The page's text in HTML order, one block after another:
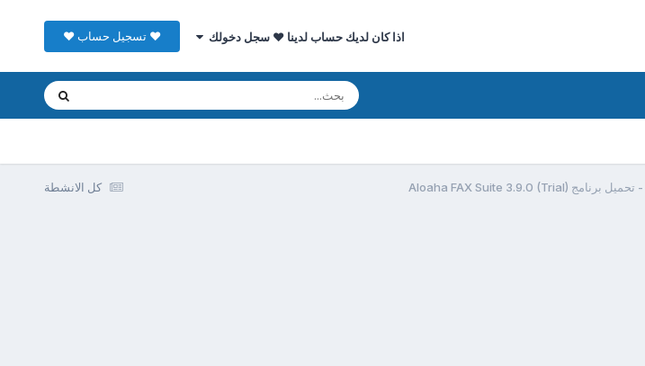
اذا كان لديك حساب لدينا ♥ سجل دخولك ♥ تسجيل حساب ♥
كل الانشطة